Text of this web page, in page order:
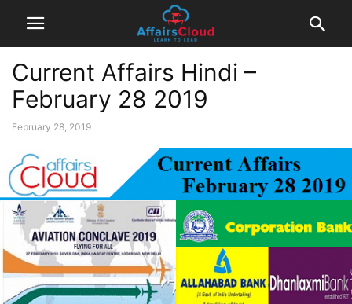
Current Affairs Hindi –
February 28 2019
February 28, 2019